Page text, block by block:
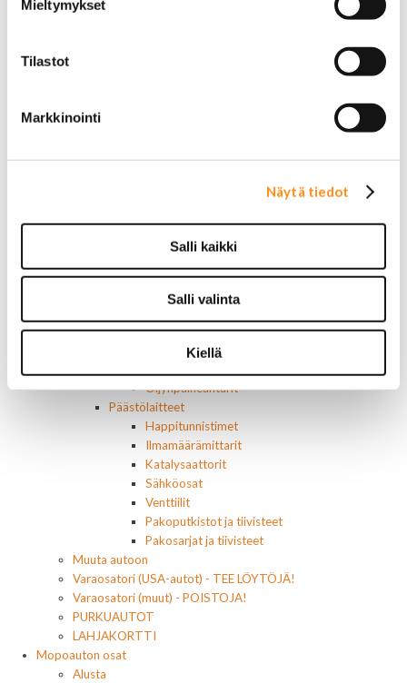
Mieltymykset
Tilastot
Markkinointi
Näytä tiedot
Salli kaikki
Salli valinta
Kiellä
Ristikot ja tukilaakerit
Moottorin osat
Moottorin tiivisteet
Moottorin ehostusosat
Hihnat
Kiristimet
Öljynpaineanturit
Päästölaitteet
Happitunnistimet
Ilmamäärämittarit
Katalysaattorit
Sähköosat
Venttiilit
Pakoputkistot ja tiivisteet
Pakosarjat ja tiivisteet
Muuta autoon
Varaosatori (USA-autot) - TEE LÖYTÖJÄ!
Varaosatori (muut) - POISTOJA!
PURKUAUTOT
LAHJAKORTTI
Mopoauton osat
Alusta